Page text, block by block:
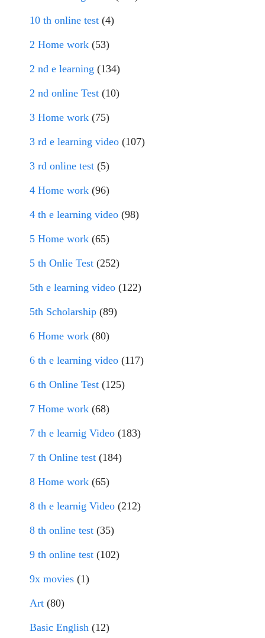
10 th online test (4)
2 Home work (53)
2 nd e learning (134)
2 nd online Test (10)
3 Home work (75)
3 rd e learning video (107)
3 rd online test (5)
4 Home work (96)
4 th e learning video (98)
5 Home work (65)
5 th Onlie Test (252)
5th e learning video (122)
5th Scholarship (89)
6 Home work (80)
6 th e learning video (117)
6 th Online Test (125)
7 Home work (68)
7 th e learnig Video (183)
7 th Online test (184)
8 Home work (65)
8 th e learnig Video (212)
8 th online test (35)
9 th online test (102)
9x movies (1)
Art (80)
Basic English (12)